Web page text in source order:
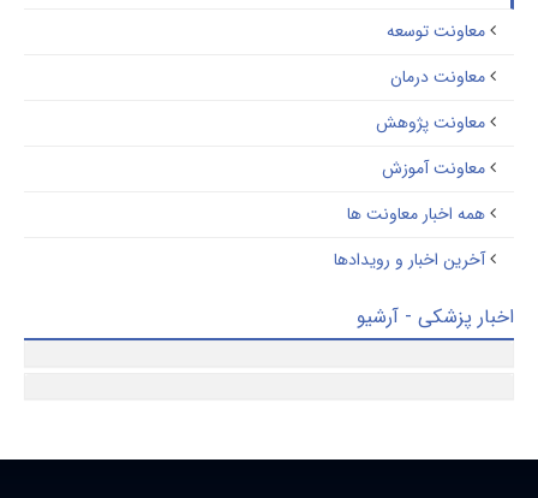
معاونت توسعه
معاونت درمان
معاونت پژوهش
معاونت آموزش
همه اخبار معاونت ها
آخرین اخبار و رویدادها
پزشکی - آرشیو